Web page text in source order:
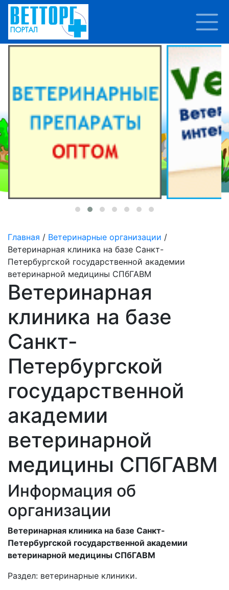
Главная / Ветеринарные организации /
Ветеринарная клиника на базе Санкт-
Петербургской государственной академии
ветеринарной медицины СПбГАВМ
Ветеринарная
клиника на базе
Санкт-
Петербургской
государственной
академии
ветеринарной
медицины СПбГАВМ
Информация об
организации
Ветеринарная клиника на базе Санкт-
Петербургской государственной академии
ветеринарной медицины СПбГАВМ
Раздел: ветеринарные клиники.